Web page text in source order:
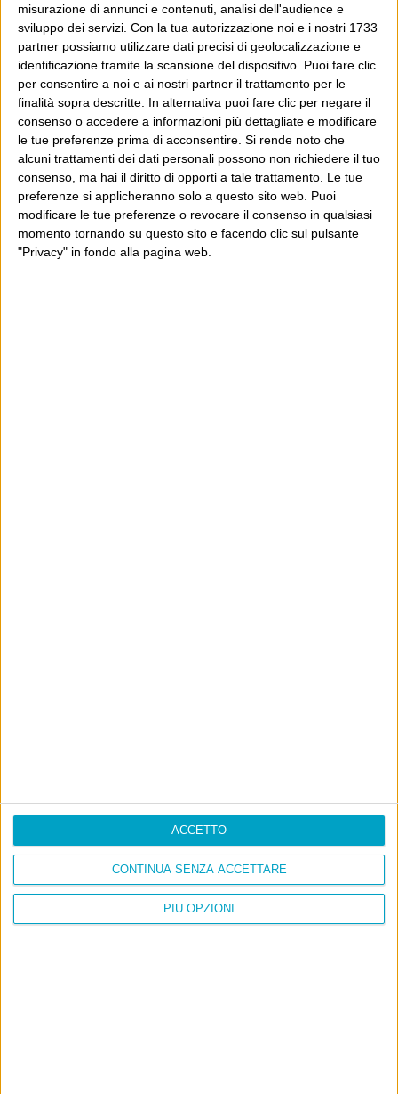
misurazione di annunci e contenuti, analisi dell'audience e
sviluppo dei servizi. Con la tua autorizzazione noi e i nostri 1733
partner possiamo utilizzare dati precisi di geolocalizzazione e
identificazione tramite la scansione del dispositivo. Puoi fare clic
per consentire a noi e ai nostri partner il trattamento per le
finalità sopra descritte. In alternativa puoi fare clic per negare il
consenso o accedere a informazioni più dettagliate e modificare
le tue preferenze prima di acconsentire. Si rende noto che
alcuni trattamenti dei dati personali possono non richiedere il tuo
consenso, ma hai il diritto di opporti a tale trattamento. Le tue
preferenze si applicheranno solo a questo sito web. Puoi
modificare le tue preferenze o revocare il consenso in qualsiasi
momento tornando su questo sito e facendo clic sul pulsante
"Privacy" in fondo alla pagina web.
PIÙ OPZIONI
CONTINUA SENZA ACCETTARE
ACCETTO